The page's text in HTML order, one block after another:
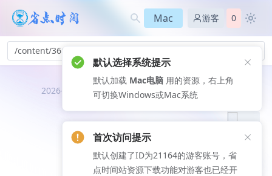
Mac 游客 0
/content/361
2026-08-07
推荐文
默认选择系统提示
默认加载 Mac电脑 用的资源，右上角
可切换Windows或Mac系统
首次访问提示
默认创建了ID为21164的游客账号，省
点时间站资源下载功能对游客也已经开